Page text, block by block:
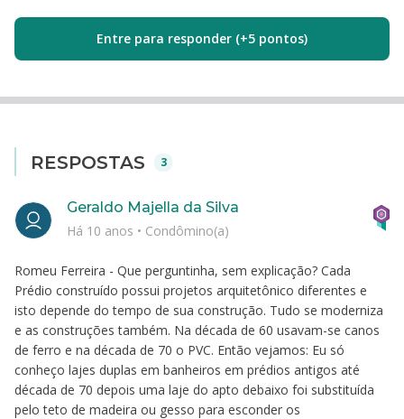
Entre para responder (+5 pontos)
RESPOSTAS 3
Romeu Ferreira - Que perguntinha, sem explicação? Cada
Prédio construído possui projetos arquitetônico diferentes e
isto depende do tempo de sua construção. Tudo se moderniza
e as construções também. Na década de 60 usavam-se canos
de ferro e na década de 70 o PVC. Então vejamos: Eu só
conheço lajes duplas em banheiros em prédios antigos até
década de 70 depois uma laje do apto debaixo foi substituída
pelo teto de madeira ou gesso para esconder os
Geraldo Majella da Silva
Há 10 anos • Condômino(a)